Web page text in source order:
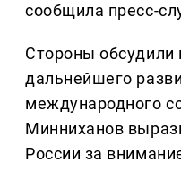
сообщила пресс-
Стороны обсудили
дальнейшего
международного
Минниханов
России за